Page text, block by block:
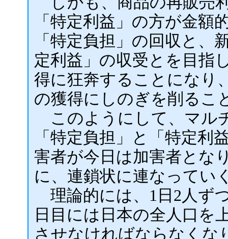
「特定利益」の方が金額
「特定負担」の回収と、
定利益」の収受とを目指
得に狂奔することになり
の獲得にしのぎを削るこ
このようにして、マル
「特定負担」と「特定利
害者が今日は加害者とな
に、連鎖状に連なってい
理論的には、1日2人ず
日目には日本の全人口を
させなければならなくな